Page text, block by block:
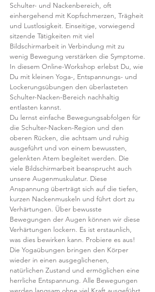
Schulter- und Nackenbereich, oft
einhergehend mit Kopfschmerzen, Trägheit
und Lustlosigkeit. Einseitige, vorwiegend
sitzende Tätigkeiten mit viel
Bildschirmarbeit in Verbindung mit zu
wenig Bewegung verstärken die Symptome.
In diesem Online-Workshop erlebst Du, wie
Du mit kleinen Yoga-, Entspannungs- und
Lockerungsübungen den überlasteten
Schulter-Nacken-Bereich nachhaltig
entlasten kannst.
Du lernst einfache Bewegungsabfolgen für
die Schulter-Nacken-Region und den
oberen Rücken, die achtsam und ruhig
ausgeführt und von einem bewussten,
gelenkten Atem begleitet werden. Die
viele Bildschirmarbeit beansprucht auch
unsere Augenmuskulatur. Diese
Anspannung überträgt sich auf die tiefen,
kurzen Nackenmuskeln und führt dort zu
Verhärtungen. Über bewusste
Bewegungen der Augen können wir diese
Verhärtungen lockern. Es ist erstaunlich,
was dies bewirken kann. Probiere es aus!
Die Yogaübungen bringen den Körper
wieder in einen ausgeglichenen,
natürlichen Zustand und ermöglichen eine
herrliche Entspannung. Alle Bewegungen